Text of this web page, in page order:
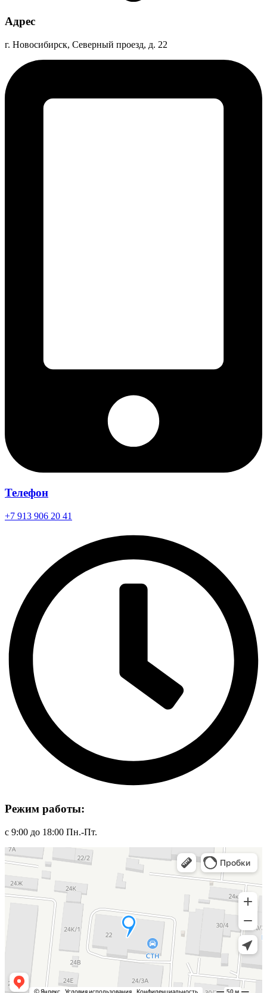
Адрес
г. Новосибирск, Северный проезд, д. 22
Телефон
+7 913 906 20 41
Режим работы:
с 9:00 до 18:00 Пн.-Пт.